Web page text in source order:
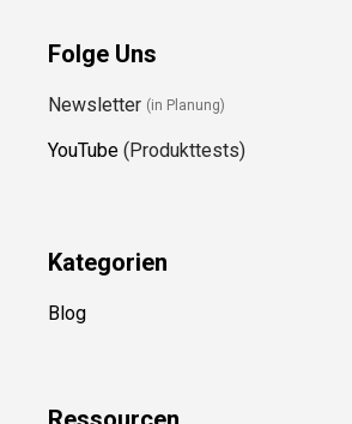
Folge Uns
Newsletter (in Planung)
YouTube (Produkttests)
Kategorien
Blog